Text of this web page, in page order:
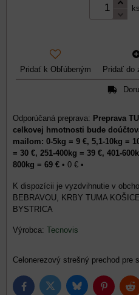
ks
Pridať k Obľúbeným Pridať do
Preprava
celkovej hmotnosti bude
mailom: 0-5kg = 9 €, 5,1-10kg =
= 30 €, 251-400kg = 39 €, 401-
800kg = 69 € • 0 € •
BEBRAVOU, KRBY TUMA
BYSTRICA
Výrobca: Tecnovis
Celonerezový strešný prechod pre
FacebookTwitter BlueskyPinterest